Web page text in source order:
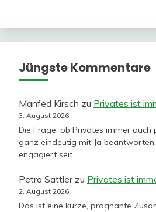
Jüngste Kommentare
Manfed Kirsch zu Privates ist
3. August 2026
Die Frage, ob Privates immer auch
ganz eindeutig mit Ja
engagiert seit…
Petra Sattlerzu Privates ist
2. August 2026
Das ist eine kurze, prägnante